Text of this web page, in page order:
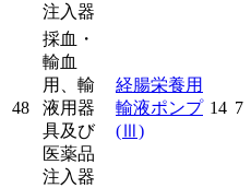
注入器
48
採血・
輸血
用、輸
液用器
具及び
医薬品
注入器
経腸栄養用
輸液ポンプ
(Ⅲ)
14 7